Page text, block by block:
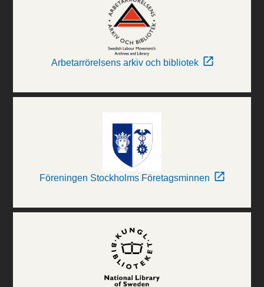
Arbetarrörelsens arkiv och bibliotek
Föreningen Stockholms Företagsminnen